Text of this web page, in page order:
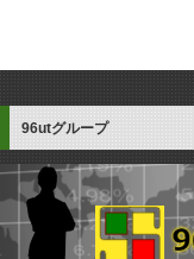
96utグループ